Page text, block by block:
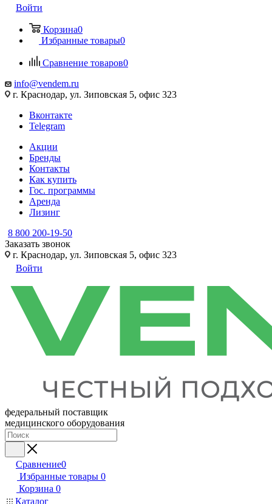
Войти
Корзина0
Избранные товары0
Сравнение товаров0
info@vendem.ru
г. Краснодар, ул. Зиповская 5, офис 323
Вконтакте
Telegram
Акции
Бренды
Контакты
Как купить
Гос. программы
Аренда
Лизинг
8 800 200-19-50
Заказать звонок
г. Краснодар, ул. Зиповская 5, офис 323
Войти
федеральный поставщик
медицинского оборудования
Сравнение0
Избранные товары 0
Корзина 0
Каталог